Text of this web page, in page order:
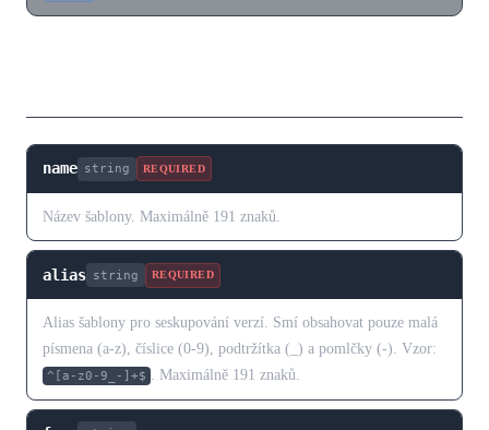
name string REQUIRED
Název šablony. Maximálně 191 znaků.
alias string REQUIRED
Alias šablony pro seskupování verzí. Smí obsahovat pouze malá
písmena (a-z), číslice (0-9), podtržítka (_) a pomlčky (-). Vzor:
^[a-z0-9_-]+$ . Maximálně 191 znaků.